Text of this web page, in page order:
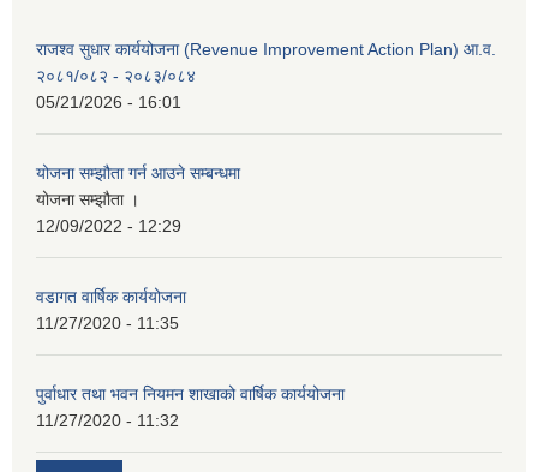
राजश्व सुधार कार्ययोजना (Revenue Improvement Action Plan) आ.व.
२०८१/०८२ - २०८३/०८४
05/21/2026 - 16:01
योजना सम्झौता गर्न आउने सम्बन्धमा
योजना सम्झौता ।
12/09/2022 - 12:29
वडागत वार्षिक कार्ययोजना
11/27/2020 - 11:35
पुर्वाधार तथा भवन नियमन शाखाको वार्षिक कार्ययोजना
11/27/2020 - 11:32